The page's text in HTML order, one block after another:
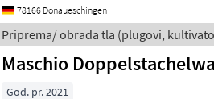
78166 Donaueschingen
Priprema/ obrada tla (plugovi,
Maschio
God. pr. 2021